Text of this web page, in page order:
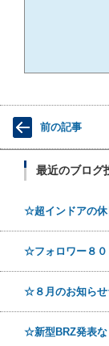
前の記事
最近のブログ
☆超インドアの
☆フォロワー８
☆８月のお知ら
☆新型BRZ発表